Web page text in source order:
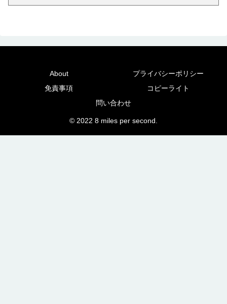
About
プライバシーポリシー
免責事項
コピーライト
問い合わせ
© 2022 8 miles per second.